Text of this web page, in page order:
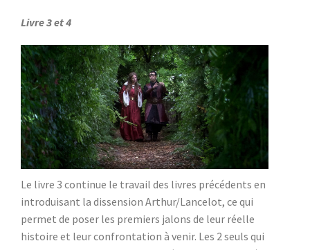
Livre 3 et 4
Le livre 3 continue le travail des livres précédents en
introduisant la dissension Arthur/Lancelot, ce qui
permet de poser les premiers jalons de leur réelle
histoire et leur confrontation à venir. Les 2 seuls qui